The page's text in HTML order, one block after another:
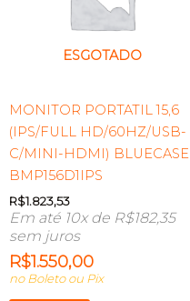
ESGOTADO
MONITOR PORTATIL 15,6
(IPS/FULL HD/60HZ/USB-
C/MINI-HDMI) BLUECASE
BMP156D1IPS
R$1.823,53
Em até 10x de R$182,35
sem juros
R$1.550,00
no Boleto ou Pix